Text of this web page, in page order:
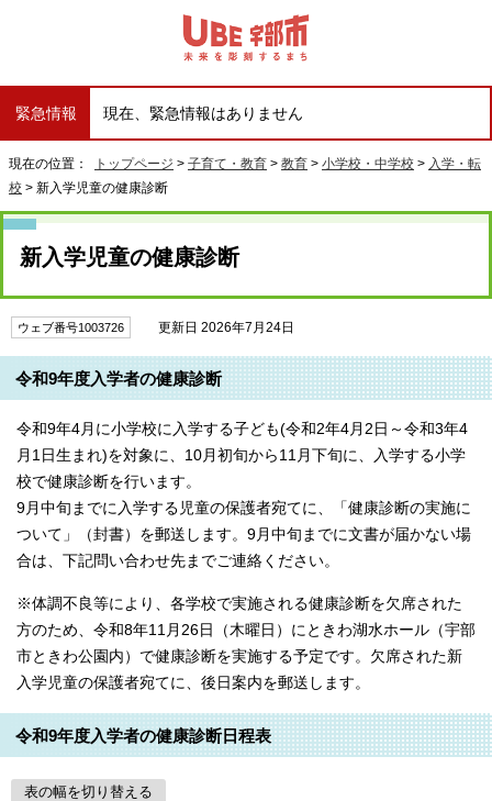
緊急情報 現在、緊急情報はありません
現在の位置： トップページ > 子育て・教育 > 教育 > 小学校・中学校 > 入学・転
校 > 新入学児童の健康診断
新入学児童の健康診断
ウェブ番号1003726 更新日 2026年7月24日
令和9年度入学者の健康診断
令和9年4月に小学校に入学する子ども(令和2年4月2日～令和3年4
月1日生まれ)を対象に、10月初旬から11月下旬に、入学する小学
校で健康診断を行います。
9月中旬までに入学する児童の保護者宛てに、「健康診断の実施に
ついて」（封書）を郵送します。9月中旬までに文書が届かない場
合は、下記問い合わせ先までご連絡ください。
※体調不良等により、各学校で実施される健康診断を欠席された
方のため、令和8年11月26日（木曜日）にときわ湖水ホール（宇部
市ときわ公園内）で健康診断を実施する予定です。欠席された新
入学児童の保護者宛てに、後日案内を郵送します。
令和9年度入学者の健康診断日程表
表の幅を切り替える